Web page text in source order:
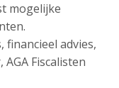
mogelijke
financieel advies,
Fiscalisten